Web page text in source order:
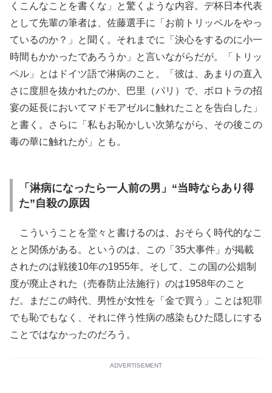
くこんなことを書くな」と驚くような内容。デ杯日本代表
として先輩の筆者は、佐藤選手に「お前トリッペルをやっ
ているのか？」と聞く。それまでに「決心をするのに小一
時間もかかったであろうか」と言いながらだが。「トリッ
ペル」とはドイツ語で淋病のこと。「彼は、あまりの直入
さに度胆を抜かれたのか、巴里（パリ）で、ボロトラの招
宴の延長においてマドモアゼルに触れたことを告白した」
と書く。さらに「私もお恥かしい次第ながら、その後この
毒の華に触れたが」とも。
「淋病になったら一人前の男」“当時ならあり得
た”自殺の原因
こういうことを堂々と書けるのは、おそらく時代的なこ
とと関係がある。というのは、この「35大事件」が掲載
されたのは戦後10年の1955年。そして、この国の公娼制
度が廃止された（売春防止法施行）のは1958年のこと
だ。まだこの時代、男性が女性を「金で買う」ことは犯罪
でも恥でもなく、それに伴う性病の感染もひた隠しにする
ことではなかったのだろう。
ADVERTISEMENT